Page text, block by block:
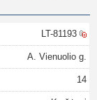
LT-81193
A. Vienuolio g.
14